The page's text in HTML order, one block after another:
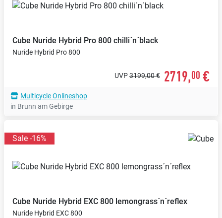
Cube Nuride Hybrid Pro 800 chilli´n´black
Nuride Hybrid Pro 800
UVP3199,00 € 2719,00 €
Multicycle Onlineshop
in Brunn am Gebirge
Sale -16%
Cube Nuride Hybrid EXC 800 lemongrass´n´reflex
Nuride Hybrid EXC 800